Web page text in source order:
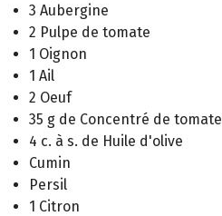
3 Aubergine
2 Pulpe de tomate
1 Oignon
1 Ail
2 Oeuf
35 g de Concentré de tomate
4 c. à s. de Huile d'olive
Cumin
Persil
1 Citron